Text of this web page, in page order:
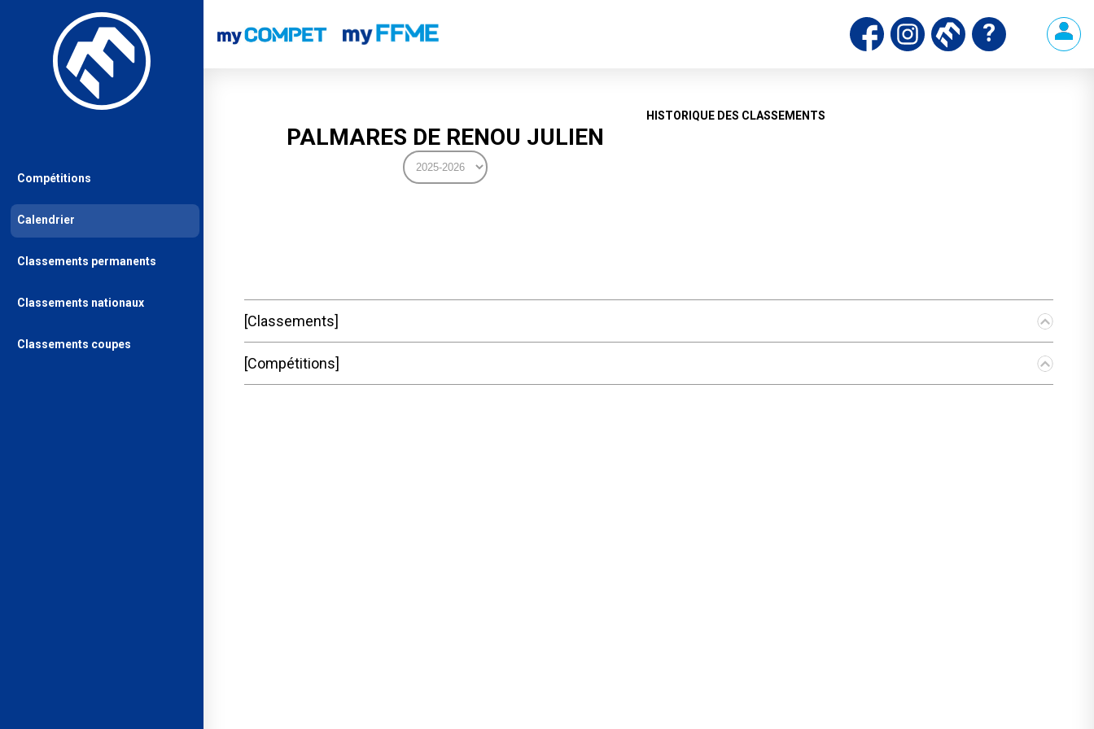
PALMARES DE RENOU JULIEN
HISTORIQUE DES CLASSEMENTS
Classements
Compétitions
Compétitions
Calendrier
Classements permanents
Classements nationaux
Classements coupes